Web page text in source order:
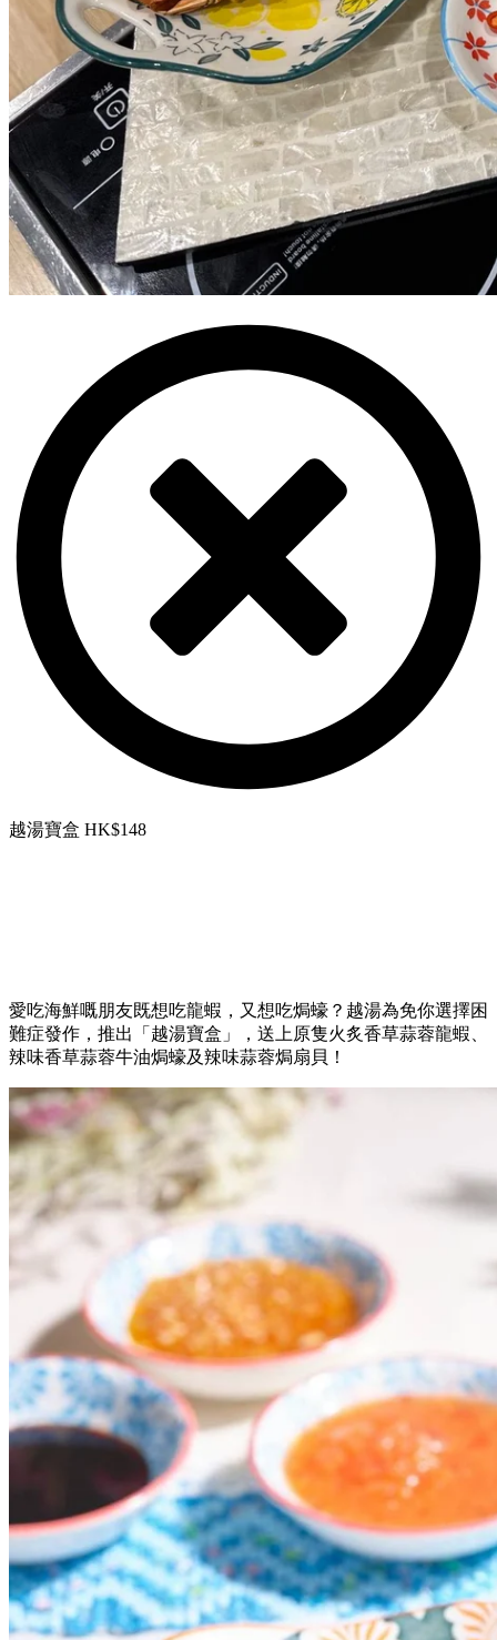
越湯寶盒 HK$148
愛吃海鮮嘅朋友既想吃龍蝦，又想吃焗蠔？越湯為免你選擇困
難症發作，推出「越湯寶盒」，送上原隻火炙香草蒜蓉龍蝦、
辣味香草蒜蓉牛油焗蠔及辣味蒜蓉焗扇貝！